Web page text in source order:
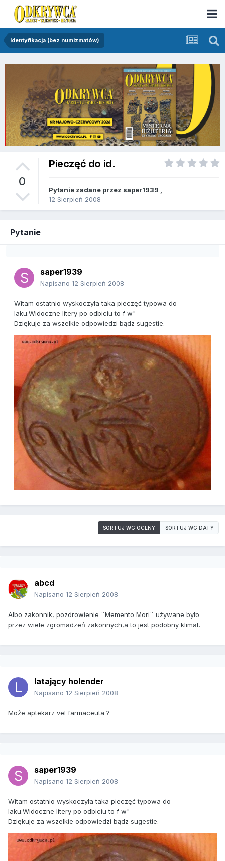
Identyfikacja (bez numizmatów)
0
Pieczęć do id.
Pytanie zadane przez saper1939
12 Sierpień 2008
Pytanie
saper1939
Napisano 12 Sierpień 2008
Witam ostatnio wyskoczyła taka pieczęć typowa do
laku.Widoczne litery po odbiciu to f w"
Dziękuje za wszelkie odpowiedzi bądz sugestie.
SORTUJ WG OCENY SORTUJ WG DATY
abcd
Napisano 12 Sierpień 2008
Albo zakonnik, pozdrowienie ¨Memento Mori¨ używane było
przez wiele zgromadzeń zakonnych,a to jest podobny klimat.
latający holender
Napisano 12 Sierpień 2008
Może aptekarz vel farmaceuta ?
saper1939
Napisano 12 Sierpień 2008
Witam ostatnio wyskoczyła taka pieczęć typowa do
laku.Widoczne litery po odbiciu to f w"
Dziękuje za wszelkie odpowiedzi bądz sugestie.